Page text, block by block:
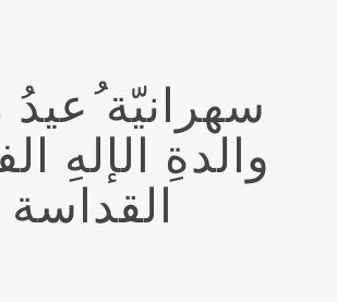
سهرانيّة ُعيدُ
والدةِ الإلهِ
القداسة